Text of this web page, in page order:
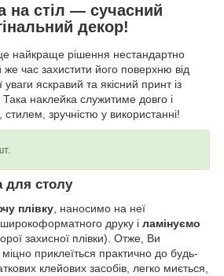
на стіл —сучасний
декор!
найкраще рішення нестандартно
же час захистити його поверхню від
яскравий та якісний принт із
наклейка служитиме довго і
зручністю у використанні!
для столу
плівку, наносимо на неї
друку і ламінуємо
захисної плівки). Отже, Ви
приклеїться практично до будь-
клейових засобів, легко миється,